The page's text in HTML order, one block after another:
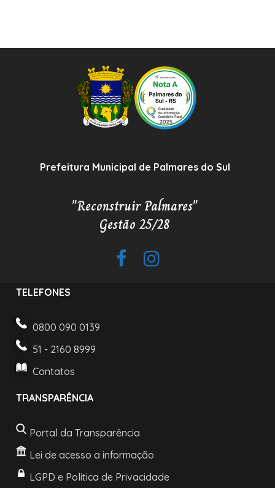
Prefeitura Municipal de Palmares do Sul
"Reconstruir Palmares"
Gestão 25/28
TELEFONES
0800 090 0139
51 - 2160 8999
Contatos
TRANSPARÊNCIA
Portal da Transparência
Lei de acesso a informação
LGPD e Politica de Privacidade